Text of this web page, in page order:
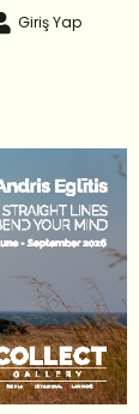
Giriş Yap